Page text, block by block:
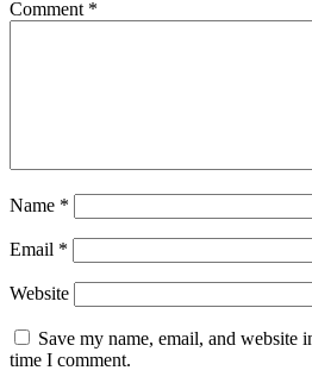
Comment *
Name *
Email *
Website
Save my name, email, and website
time I comment.